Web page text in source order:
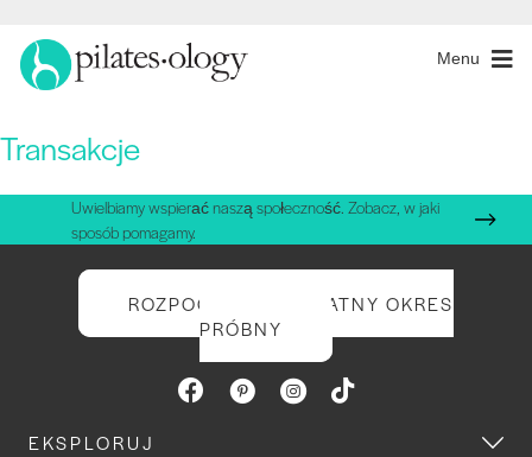
Menu
Transakcje
Uwielbiamy wspierać naszą społeczność. Zobacz, w jaki
sposób pomagamy.
ROZPOCZNIJ BEZPŁATNY OKRES
PRÓBNY
EKSPLORUJ